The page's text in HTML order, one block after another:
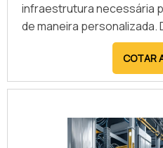
infraestrutura necessária
de maneira personalizada.
garante a total
tipo ou modelo de painel
instruções, necessidades
as soluções para os
COTAR